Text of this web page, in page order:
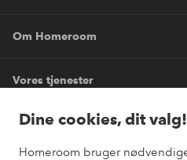
Dine cookies, dit valg!
Homeroom bruger
Om Homeroom
Vores tjenester
Vilkår